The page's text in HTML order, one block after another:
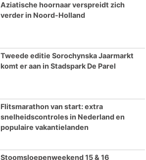
Aziatische hoornaar verspreidt zich
verder in Noord-Holland
Tweede editie Sorochynska Jaarmarkt
komt er aan in Stadspark De Parel
Flitsmarathon van start: extra
snelheidscontroles in Nederland en
populaire vakantielanden
Stoomsloepenweekend 15 & 16